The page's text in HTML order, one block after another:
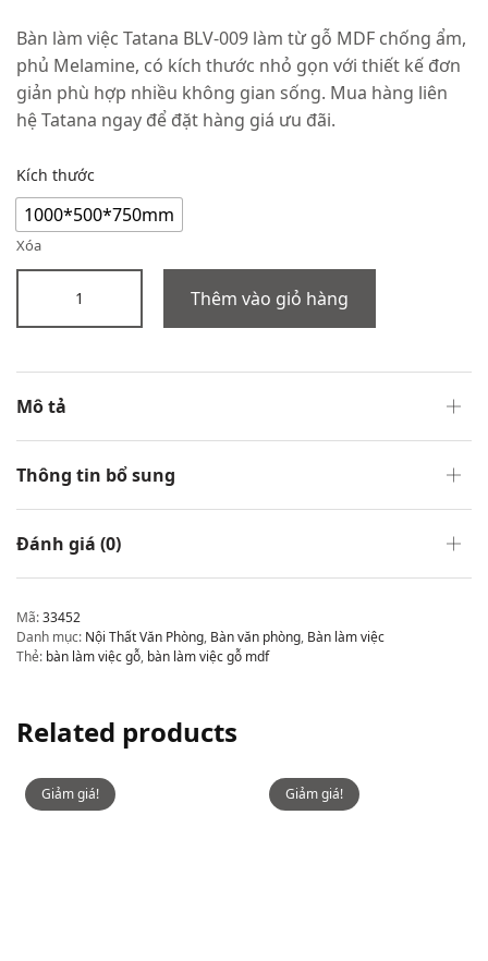
Bàn làm việc Tatana BLV-009 làm từ gỗ MDF chống ẩm,
phủ Melamine, có kích thước nhỏ gọn với thiết kế đơn
giản phù hợp nhiều không gian sống. Mua hàng liên
hệ Tatana ngay để đặt hàng giá ưu đãi.
Kích thước
1000*500*750mm
Xóa
Thêm vào giỏ hàng
Mô tả
Thông tin bổ sung
Đánh giá (0)
Mã:33452
Danh mục: Nội Thất Văn Phòng, Bàn văn phòng, Bàn làm việc
Thẻ: bàn làm việc gỗ, bàn làm việc gỗ mdf
Related products
Giảm giá! Giảm giá!